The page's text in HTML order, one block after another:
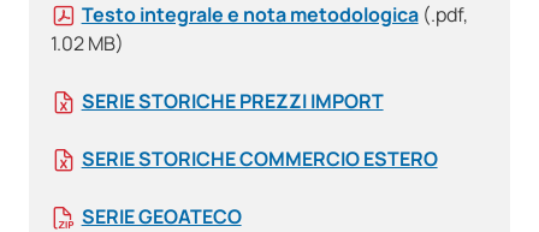
Testo integrale e nota metodologica (.pdf,
1.02 MB)
SERIE STORICHE PREZZI IMPORT
SERIE STORICHE COMMERCIO ESTERO
SERIE GEOATECO